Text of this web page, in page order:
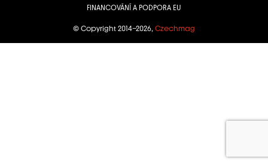
FINANCOVÁNÍ A PODPORA EU
© Copyright 2014–2026, Czechmag